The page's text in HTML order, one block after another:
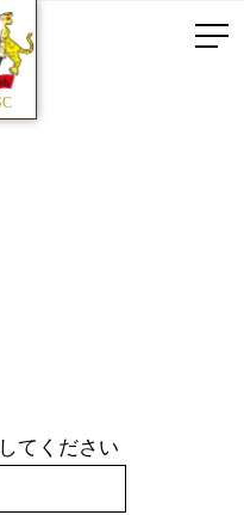
てください